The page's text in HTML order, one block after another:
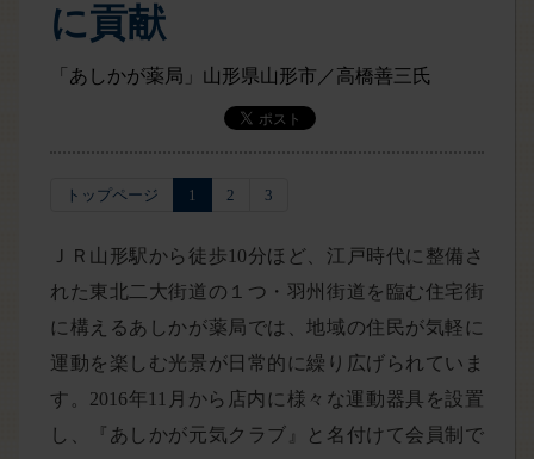
に貢献
「あしかが薬局」山形県山形市／高橋善三氏
トップページ 1 2 3
ＪＲ山形駅から徒歩10分ほど、江戸時代に整備さ
れた東北二大街道の１つ・羽州街道を臨む住宅街
に構えるあしかが薬局では、地域の住民が気軽に
運動を楽しむ光景が日常的に繰り広げられていま
す。2016年11月から店内に様々な運動器具を設置
し、『あしかが元気クラブ』と名付けて会員制で